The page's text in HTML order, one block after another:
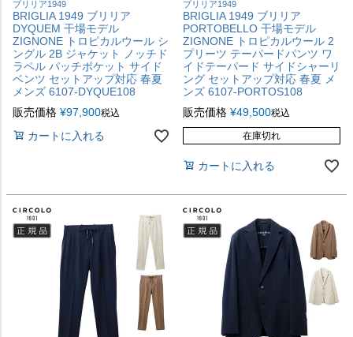
ブリリア1949
BRIGLIA 1949 ブリリア
DYQUEM 干場モデル
ZIGNONE トロピカルウール シ
ングル 2B ジャケット ノッチド
ラペル パッチポケット サイド
ベンツ セットアップ対応 春夏
メンズ 6107-DYQUE108
販売価格 ¥97,900税込
カートに入れる
ブリリア1949
BRIGLIA 1949 ブリリア
PORTOBELLO 干場モデル
ZIGNONE トロピカルウール 2
プリーツ テーパードパンツ ワ
イドテーパード サイドシャーリ
ング セットアップ対応 春夏 メ
ンズ 6107-PORTOS108
販売価格 ¥49,500税込
在庫切れ
カートに入れる